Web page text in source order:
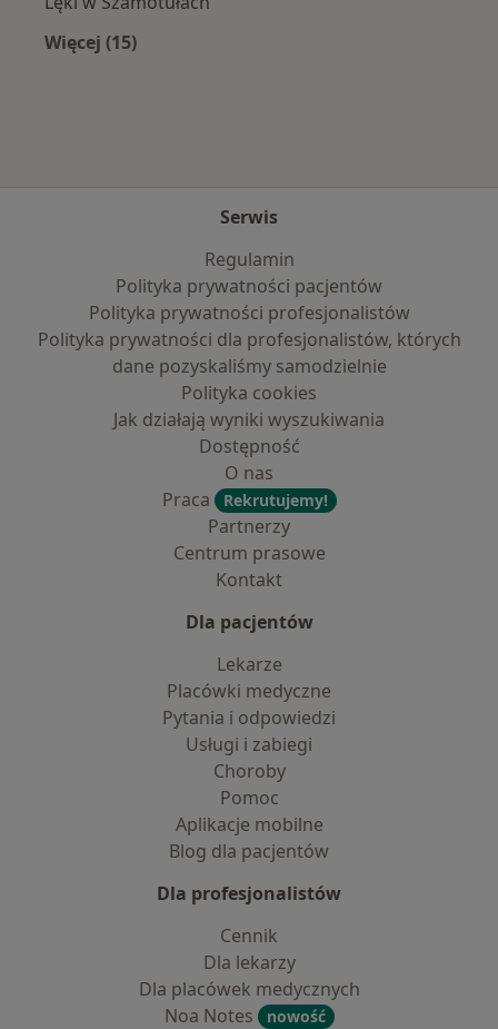
Więcej (15)
Serwis
Regulamin
Polityka prywatności pacjentów
Polityka prywatności profesjonalistów
Polityka prywatności dla profesjonalistów, których
dane pozyskaliśmy samodzielnie
Polityka cookies
Jak działają wyniki wyszukiwania
Dostępność
O nas
Praca
Rekrutujemy!
Partnerzy
Centrum prasowe
Kontakt
Dla pacjentów
Lekarze
Placówki medyczne
Pytania i odpowiedzi
Usługi i zabiegi
Choroby
Pomoc
Aplikacje mobilne
Blog dla pacjentów
Dla profesjonalistów
Cennik
Dla lekarzy
Dla placówek medycznych
Noa Notes
nowość